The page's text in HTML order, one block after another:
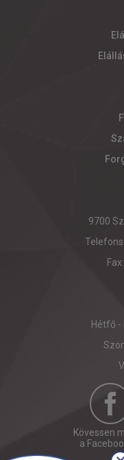
9700
Hétfő -
Kövessen
a